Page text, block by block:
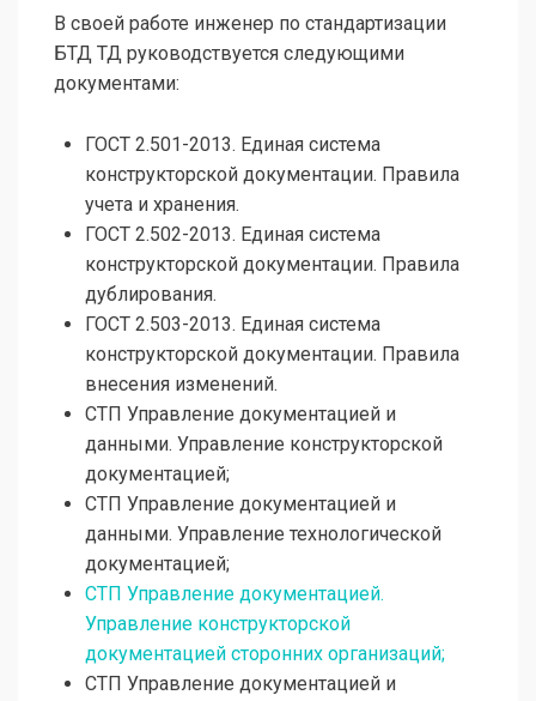
В своей работе инженер по стандартизации
БТД ТД руководствуется следующими
документами:
ГОСТ 2.501-2013. Единая система
конструкторской документации. Правила
учета и хранения.
ГОСТ 2.502-2013. Единая система
конструкторской документации. Правила
дублирования.
ГОСТ 2.503-2013. Единая система
конструкторской документации. Правила
внесения изменений.
СТП Управление документацией и
данными. Управление конструкторской
документацией;
СТП Управление документацией и
данными. Управление технологической
документацией;
СТП Управление документацией.
Управление конструкторской
документацией сторонних организаций;
СТП Управление документацией и